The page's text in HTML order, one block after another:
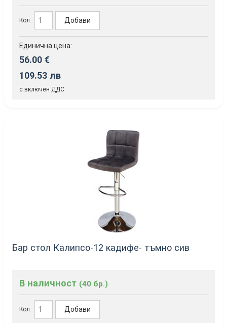
Кол.: Добави
Единична цена:
56.00 €
109.53 лв
с включен ДДС
Бар стол Калипсо-12 кадифе- тъмно сив
В наличност (40 бр.)
Кол.: Добави